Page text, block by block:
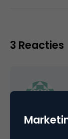
3 Reacties
Erg leuk